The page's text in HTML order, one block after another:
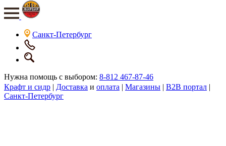
Санкт-Петербург
Нужна помощь с выбором: 8-812 467-87-46
Крафт и сидр | Доставка и оплата | Магазины | B2B портал |
Санкт-Петербург